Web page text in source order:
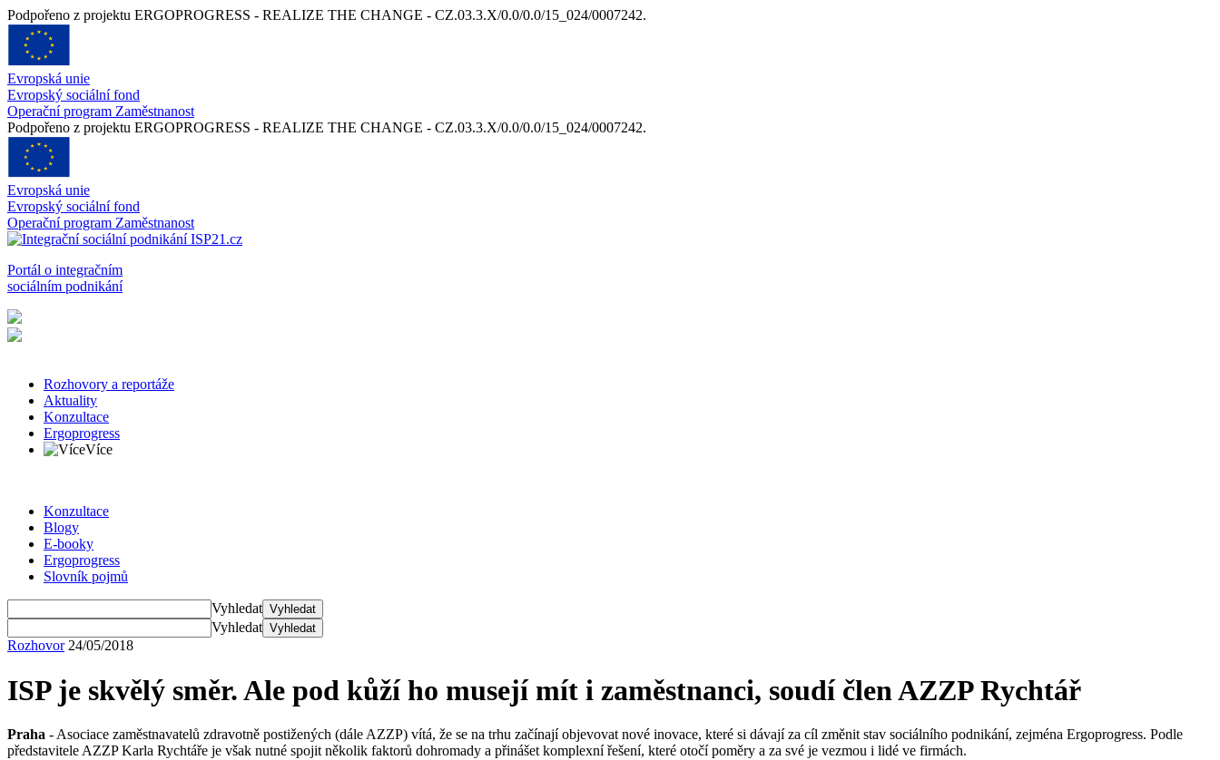
Podpořeno z projektu ERGOPROGRESS - REALIZE THE CHANGE - CZ.03.3.X/0.0/0.0/15_024/0007242.
Evropská unie
Evropský sociální fond
Operační program Zaměstnanost
Podpořeno z projektu ERGOPROGRESS - REALIZE THE CHANGE - CZ.03.3.X/0.0/0.0/15_024/0007242.
Evropská unie
Evropský sociální fond
Operační program Zaměstnanost
Portál o integračním
sociálním podnikání
Rozhovory a reportáže
Aktuality
Konzultace
Ergoprogress
Více
Konzultace
Blogy
E-booky
Ergoprogress
Slovník pojmů
Vyhledat Vyhledat
Vyhledat Vyhledat
Rozhovor 24/05/2018
ISP je skvělý směr. Ale pod kůží ho musejí mít i zaměstnanci, soudí člen AZZP Rychtář
Praha - Asociace zaměstnavatelů zdravotně postižených (dále AZZP) vítá, že se na trhu začínají objevovat nové inovace, které si dávají za cíl změnit stav sociálního podnikání, zejména Ergoprogress. Podle
představitele AZZP Karla Rychtáře je však nutné spojit několik faktorů dohromady a přinášet komplexní řešení, které otočí poměry a za své je vezmou i lidé ve firmách.